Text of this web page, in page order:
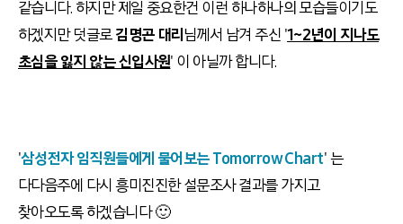
같습니다. 하지만 제일 중요한건 이런 하나하나의 모습들이기도
하겠지만 덧글로김명곤 대리 님께서 남겨 주신 '1~2년이 지나도
초심을 잃지 않는 신입사원' 이 아닐까 합니다.
'삼성전자 임직원들에게 물어보는 Tomorrow Chart' 는
다다음주에 다시 흥미진진한 설문조사 결과를 가지고
찾아오도록 하겠습니다 🙂